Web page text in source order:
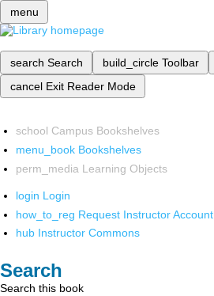
menu
search Search build_circle Toolbar
cancel Exit Reader Mode
school Campus Bookshelves
menu_book Bookshelves
perm_media Learning Objects
login Login
how_to_reg Request Instructor Account
hub Instructor Commons
Search
Search this book